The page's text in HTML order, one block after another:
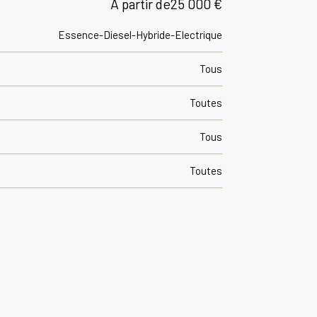
À partir de25 000 €
Essence-Diesel-Hybride-Electrique
Tous
Toutes
Tous
Toutes